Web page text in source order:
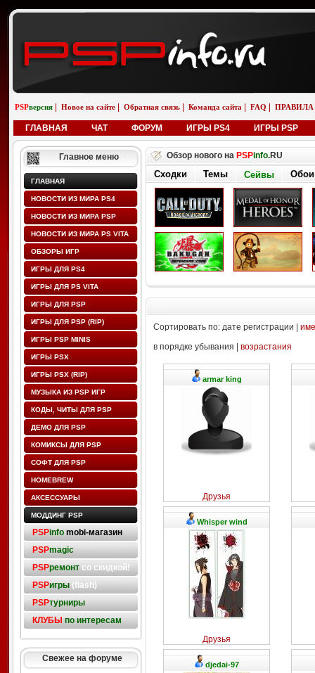
PSPверсия Новое на сайте Обратная связь Команда сайта FAQ ПРАВИЛА
ГЛАВНАЯ ЧАТ ФОРУМ ИГРЫ PS4 ИГРЫ PSP
Главное меню
ГЛАВНАЯ
НОВОСТИ ИЗ МИРА PS4
НОВОСТИ ИЗ МИРА PSP
НОВОСТИ ИЗ МИРА PS VITA
ОБЗОРЫ ИГР
ИГРЫ ДЛЯ PS4
ИГРЫ ДЛЯ PS VITA
ИГРЫ ДЛЯ PSP
ИГРЫ ДЛЯ PSP (RIP)
ИГРЫ PSP MINIS
ИГРЫ PSX
ИГРЫ PSX (RIP)
МУЗЫКА ИЗ PSP ИГР
КОДЫ, ЧИТЫ ДЛЯ PSP
ДЕМО ДЛЯ PSP
КОМИКСЫ ДЛЯ PSP
СОФТ ДЛЯ PSP
HOMEBREW
АКСЕССУАРЫ
МОДДИНГ PSP
PSPinfo mobi-магазин
PSPmagic
PSPремонтсо скидкой!
PSPигры(flash)
PSPтурниры
КЛУБЫ по интересам
Свежее на форуме
Обзор нового на PSPinfo.RU
Сходки Темы Сейвы Обои
Сортировать по: дате регистрации |
в порядке убывания | возрастания
armar king
Друзья
Whisper wind
Друзья
djedai-97